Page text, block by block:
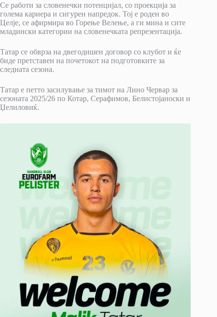
Се работи за словенечки потенцијал, со проекција за
голема кариера и сигурен напредок. Тој е роден во
Целје, се афирмира во Горење Велење, а ги мина и сите
младински категории на словенечката репрезентација.
Татар се обврза на двегодишен договор со клубот и ќе
биде претставен на почетокот на подготовките за
следната сезона.
Татар е петто засилување за тимот на Лино Червар за
сезоната 2025/26 по Котар, Серафимов, Белистојаноски и
Џелиловиќ.